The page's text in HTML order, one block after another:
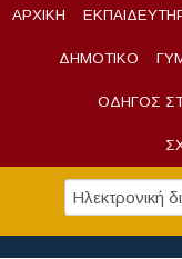
ΑΡΧΙΚΗ
ΔΗΜΟΤΙΚΟ
ΟΔΗΓΟΣ